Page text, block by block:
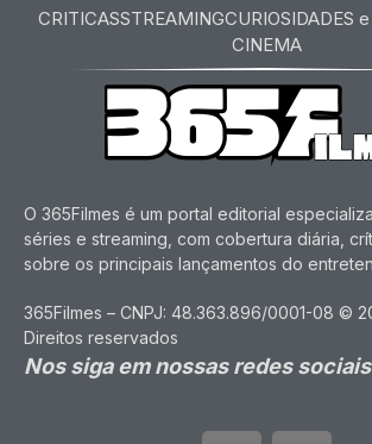
CRITICASSTREAMINGCURIOSIDADES
CINEMA
O 365Filmes é um portal editorial
séries e streaming, com cobertura diária,
sobre os principais lançamentos do
365Filmes – CNPJ: 48.363.896/0001-08 ©
Direitos reservados
Nos siga em nossas redes